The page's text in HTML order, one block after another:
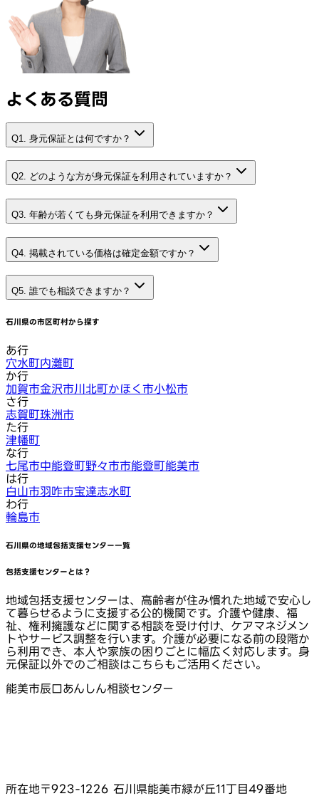
よくある質問
Q1. 身元保証とは何ですか？
Q2. どのような方が身元保証を利用されていますか？
Q3. 年齢が若くても身元保証を利用できますか？
Q4. 掲載されている価格は確定金額ですか？
Q5. 誰でも相談できますか？
石川県の市区町村から探す
あ行
穴水町内灘町
か行
加賀市金沢市川北町かほく市小松市
さ行
志賀町珠洲市
た行
津幡町
な行
七尾市中能登町野々市市能登町能美市
は行
白山市羽咋市宝達志水町
わ行
輪島市
石川県の地域包括支援センター一覧
包括支援センターとは？
地域包括支援センターは、高齢者が住み慣れた地域で安心し
て暮らせるように支援する公的機関です。介護や健康、福
祉、権利擁護などに関する相談を受け付け、ケアマネジメン
トやサービス調整を行います。介護が必要になる前の段階か
ら利用でき、本人や家族の困りごとに幅広く対応します。身
元保証以外でのご相談はこちらもご活用ください。
能美市辰口あんしん相談センター
所在地〒923-1226 石川県能美市緑が丘11丁目49番地